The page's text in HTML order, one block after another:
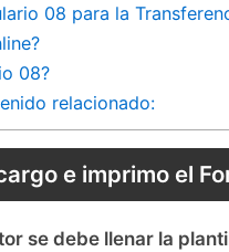
08 para la
08?
relacionado:
e imprimo el
se debe llenar la